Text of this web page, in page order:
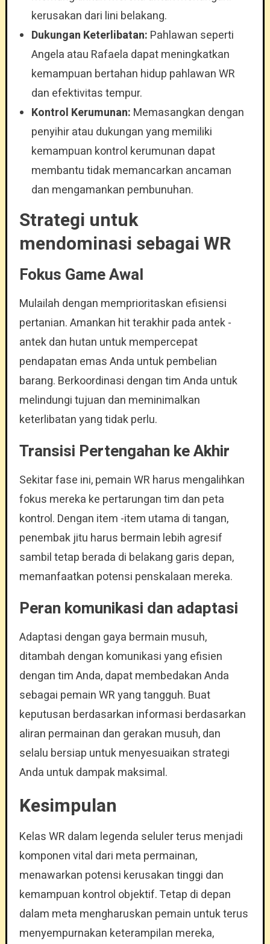
kerusakan dari lini belakang.
Dukungan Keterlibatan: Pahlawan seperti
Angela atau Rafaela dapat meningkatkan
kemampuan bertahan hidup pahlawan WR
dan efektivitas tempur.
Kontrol Kerumunan: Memasangkan dengan
penyihir atau dukungan yang memiliki
kemampuan kontrol kerumunan dapat
membantu tidak memancarkan ancaman
dan mengamankan pembunuhan.
Strategi untuk
mendominasi sebagai WR
Fokus Game Awal
Mulailah dengan memprioritaskan efisiensi
pertanian. Amankan hit terakhir pada antek -
antek dan hutan untuk mempercepat
pendapatan emas Anda untuk pembelian
barang. Berkoordinasi dengan tim Anda untuk
melindungi tujuan dan meminimalkan
keterlibatan yang tidak perlu.
Transisi Pertengahan ke Akhir
Sekitar fase ini, pemain WR harus mengalihkan
fokus mereka ke pertarungan tim dan peta
kontrol. Dengan item -item utama di tangan,
penembak jitu harus bermain lebih agresif
sambil tetap berada di belakang garis depan,
memanfaatkan potensi penskalaan mereka.
Peran komunikasi dan adaptasi
Adaptasi dengan gaya bermain musuh,
ditambah dengan komunikasi yang efisien
dengan tim Anda, dapat membedakan Anda
sebagai pemain WR yang tangguh. Buat
keputusan berdasarkan informasi berdasarkan
aliran permainan dan gerakan musuh, dan
selalu bersiap untuk menyesuaikan strategi
Anda untuk dampak maksimal.
Kesimpulan
Kelas WR dalam legenda seluler terus menjadi
komponen vital dari meta permainan,
menawarkan potensi kerusakan tinggi dan
kemampuan kontrol objektif. Tetap di depan
dalam meta mengharuskan pemain untuk terus
menyempurnakan keterampilan mereka,